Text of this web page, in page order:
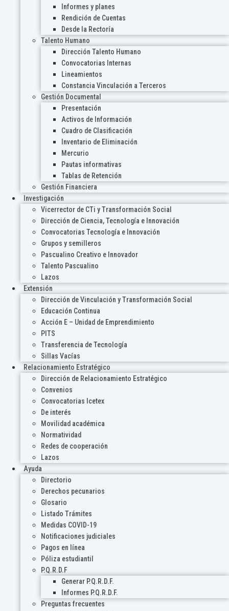
Informes y planes
Rendición de Cuentas
Desde la Rectoría
Talento Humano
Dirección Talento Humano
Convocatorias Internas
Lineamientos
Constancia Vinculación a Terceros
Gestión Documental
Presentación
Activos de Información
Cuadro de Clasificación
Inventario de Eliminación
Mercurio
Pautas informativas
Tablas de Retención
Gestión Financiera
Investigación
Vicerrector de CTi y Transformación Social
Dirección de Ciencia, Tecnología e Innovación
Convocatorias Tecnología e Innovación
Grupos y semilleros
Pascualino Creativo e Innovador
Talento Pascualino
Lazos
Extensión
Dirección de Vinculación y Transformación Social
Educación Continua
Acción E – Unidad de Emprendimiento
PITS
Transferencia de Tecnología
Sillas Vacías
Relacionamiento Estratégico
Dirección de Relacionamiento Estratégico
Convenios
Convocatorias Icetex
De interés
Movilidad académica
Normatividad
Redes de cooperación
Lazos
Ayuda
Directorio
Derechos pecunarios
Glosario
Listado Trámites
Medidas COVID-19
Notificaciones judiciales
Pagos en línea
Póliza estudiantil
P.Q.R.D.F
Generar P.Q.R.D.F.
Informes P.Q.R.D.F.
Preguntas frecuentes